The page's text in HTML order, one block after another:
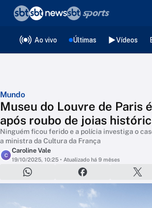
Ao vivo Últimas Vídeos
Mundo
Museu do Louvre de Paris
após roubo de joias
Ninguém ficou ferido e a polícia investiga o
a ministra da Cultura da França
C
Caroline Vale
19/10/2025, 10:25 • Atualizado há 9 mêses
❮voltar
Editorias